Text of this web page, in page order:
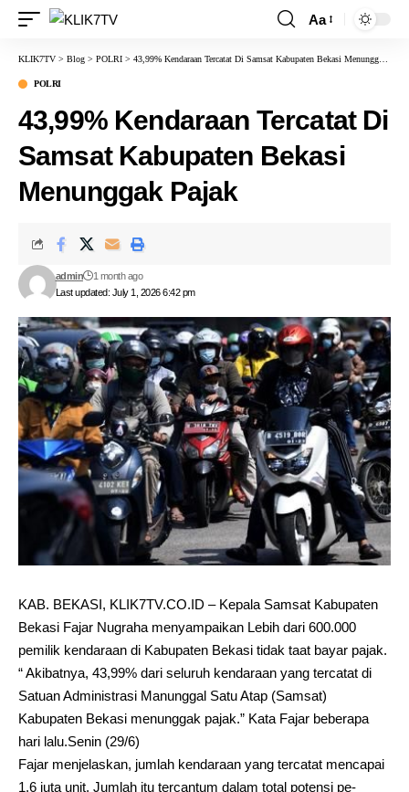
Aa
KLIK7TV > Blog > POLRI > 43,99% Kendaraan Tercatat Di Samsat Kabupaten Bekasi Menunggak Pajak
POLRI
43,99% Kendaraan Tercatat Di
Samsat Kabupaten Bekasi
Menunggak Pajak
Last updated: July 1, 2026 6:42 pm
admin 1 month ago
KAB. BEKASI, KLIK7TV.CO.ID – Kepala Samsat Kabupaten
Bekasi Fajar Nugraha menyampaikan Lebih dari 600.000
pemilik kendaraan di Kabupaten Bekasi tidak taat bayar pajak.
“ Akibatnya, 43,99% dari seluruh kendaraan yang tercatat di
Satuan Administrasi Manunggal Satu Atap (Samsat)
Kabupaten Bekasi menunggak pajak.” Kata Fajar beberapa
hari lalu.Senin (29/6)
Fajar menjelaskan, jumlah kendaraan yang tercatat mencapai
1,6 juta unit. Jumlah itu tercantum dalam total potensi pe­